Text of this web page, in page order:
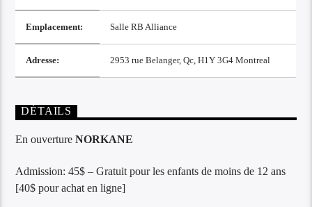
Emplacement: Salle RB Alliance
Adresse: 2953 rue Belanger, Qc, H1Y 3G4 Montreal
DÉTAILS
En ouvertureNORKANE
Admission: 45$ – Gratuit pour les enfants de moins de 12 ans
[40$ pour achat en ligne]